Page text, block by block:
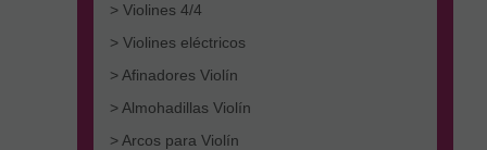
> Violines 4/4
> Violines eléctricos
> Afinadores Violín
> Almohadillas Violín
> Arcos para Violín